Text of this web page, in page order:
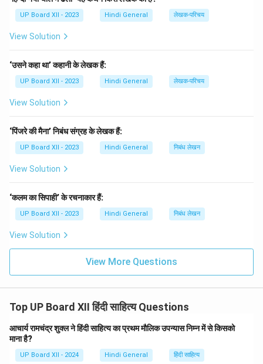
(C) आचार्य रामचंद्र शुक्ल का:Correct — आचार्य रामचंद्र शुक्ल ने
छायावाद के प्रति सूक्ष्म विरोध किया था।
(D) जयशंकर प्रसाद का:
Step 3: Conclusion.
The correct answer is(C) आचार्य रामचंद्र शुक्ल, as they
expressed criticism against the Chhayavaadi
Download Solution in PDF
UP Board XII - 2023 Hindi General लेखक-परिचय
View Solution
‘उसने कहा था’ कहानी के लेखक हैं:
UP Board XII - 2023 Hindi General लेखक-परिचय
View Solution
‘पिंजरे की मैना’ निबंध संग्रह के लेखक हैं:
UP Board XII - 2023 Hindi General निबंध लेखन
View Solution
‘कलम का सिपाही’ के रचनाकार हैं:
UP Board XII - 2023 Hindi General निबंध लेखन
View Solution
View More Questions
Top UP Board XII हिंदी साहित्य Questions
आचार्य रामचंद्र शुक्ल ने हिंदी साहित्य का प्रथम मौलिक उपन्यास निम्न में से किसको
माना है?
UP Board XII - 2024 Hindi General हिंदी साहित्य